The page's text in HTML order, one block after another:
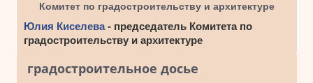
Комитет по градостроительству и архитектуре
Юлия Киселева- председатель Комитета по
градостроительству и архитектуре
градостроительное досье